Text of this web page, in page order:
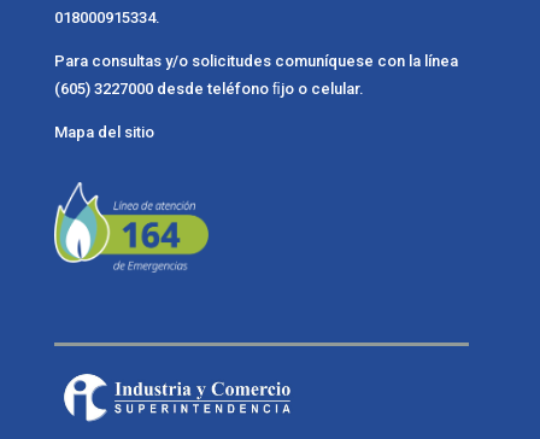
018000915334.
Para consultas y/o solicitudes comuníquese con la línea
(605) 3227000 desde teléfono ﬁjo o celular.
Mapa del sitio